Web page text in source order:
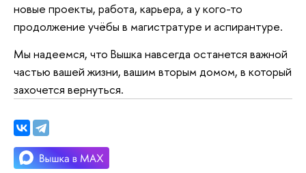
новые проекты, работа, карьера, а у кого-то
продолжение учёбы в магистратуре и аспирантуре.
Мы надеемся, что Вышка навсегда останется важной
частью вашей жизни, вашим вторым домом, в который
захочется вернуться.